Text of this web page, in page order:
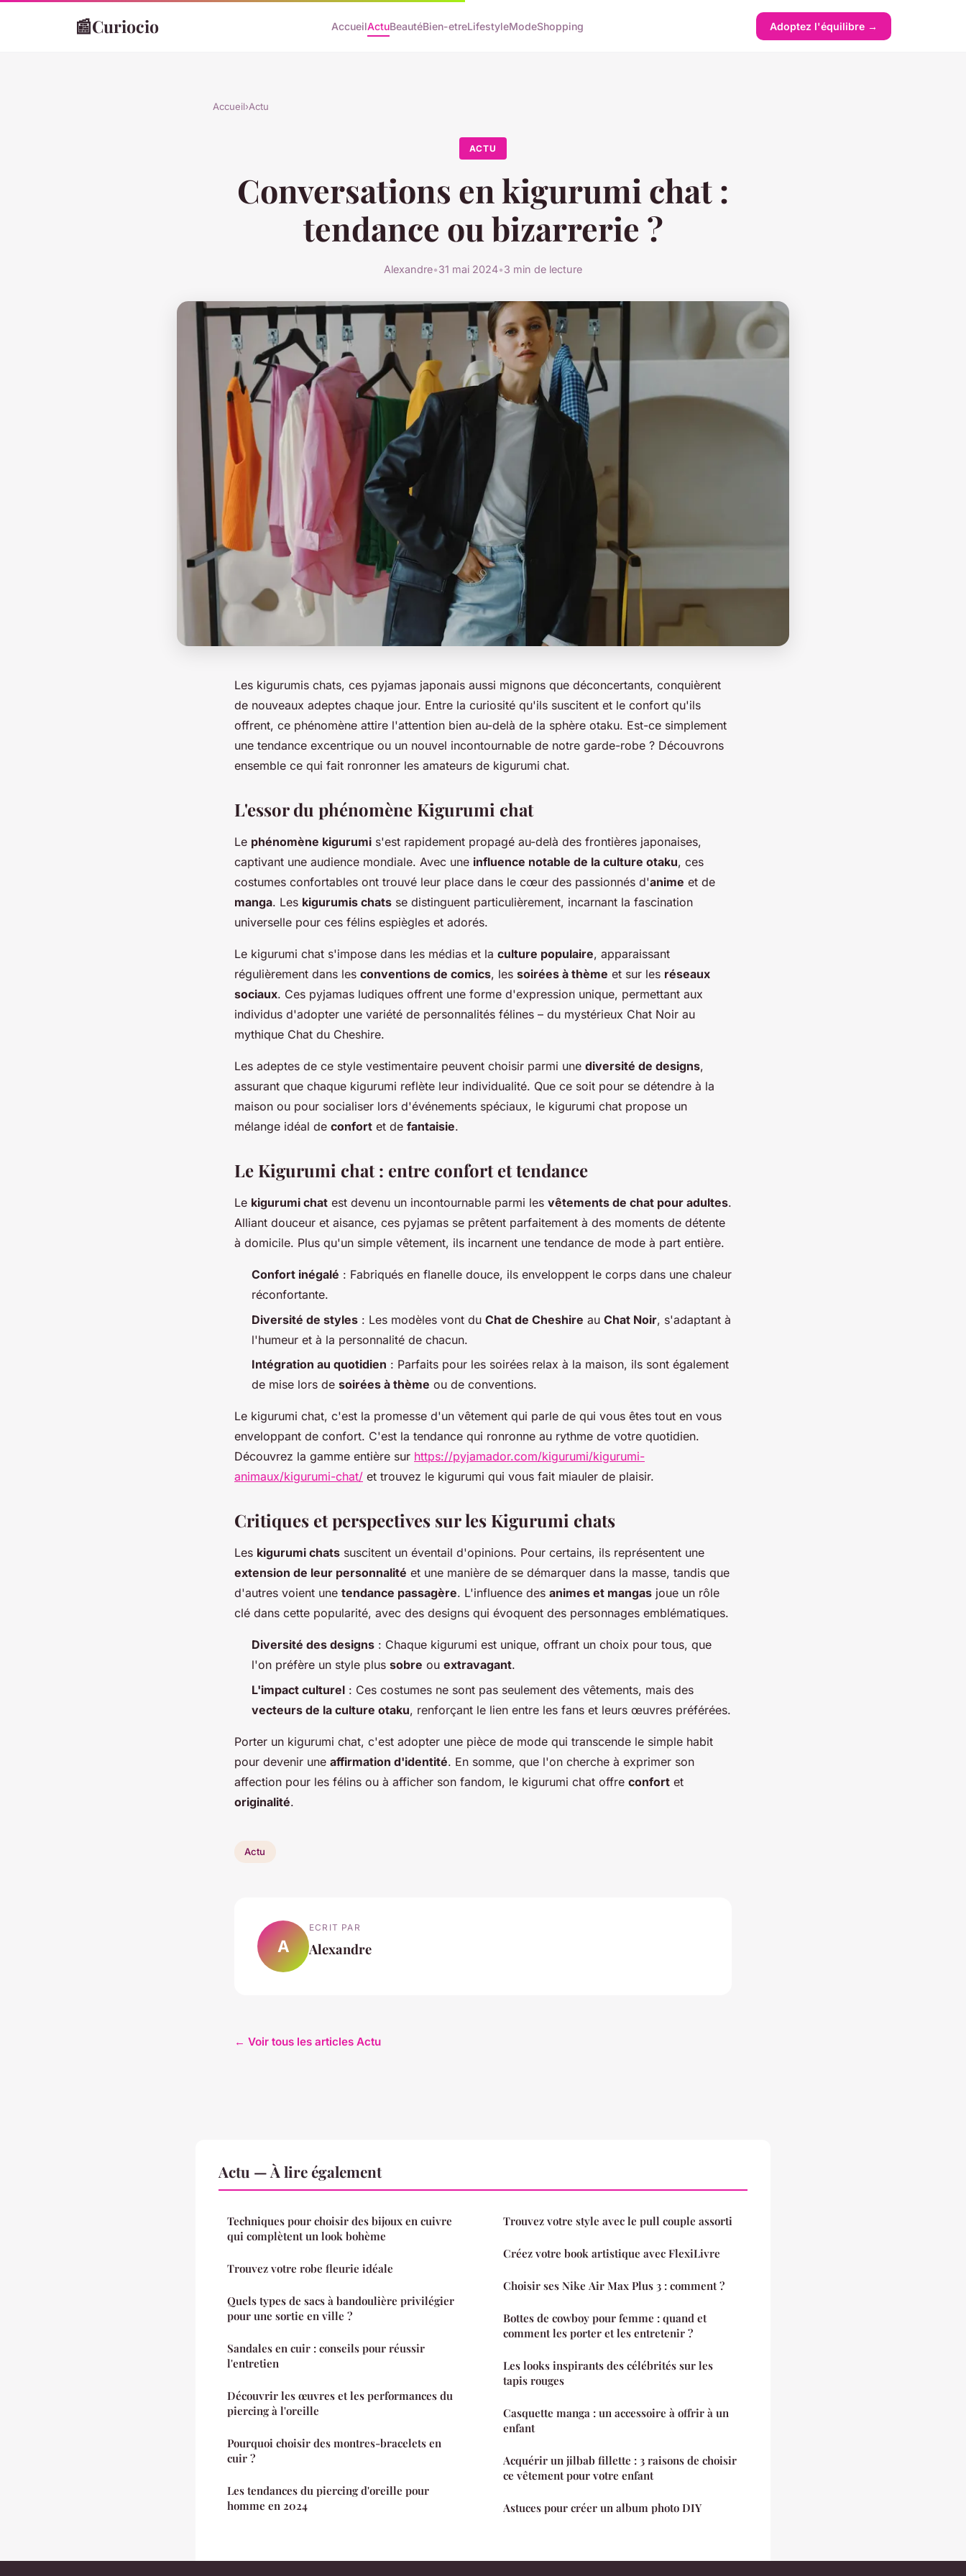
📰Curiocio AccueilActuBeautéBien-etreLifestyleModeShopping Adoptez l'équilibre →
Accueil›Actu
ACTU
Conversations en kigurumi chat :
tendance ou bizarrerie ?
Alexandre•31 mai 2024•3 min de lecture
Les kigurumis chats, ces pyjamas japonais aussi mignons que déconcertants, conquièrent
de nouveaux adeptes chaque jour. Entre la curiosité qu'ils suscitent et le confort qu'ils
offrent, ce phénomène attire l'attention bien au-delà de la sphère otaku. Est-ce simplement
une tendance excentrique ou un nouvel incontournable de notre garde-robe ? Découvrons
ensemble ce qui fait ronronner les amateurs de kigurumi chat.
L'essor du phénomène Kigurumi chat
Le phénomène kigurumi s'est rapidement propagé au-delà des frontières japonaises,
captivant une audience mondiale. Avec une influence notable de la culture otaku, ces
costumes confortables ont trouvé leur place dans le cœur des passionnés d'anime et de
manga. Les kigurumis chats se distinguent particulièrement, incarnant la fascination
universelle pour ces félins espiègles et adorés.
Le kigurumi chat s'impose dans les médias et la culture populaire, apparaissant
régulièrement dans les conventions de comics, les soirées à thème et sur les réseaux
sociaux. Ces pyjamas ludiques offrent une forme d'expression unique, permettant aux
individus d'adopter une variété de personnalités félines – du mystérieux Chat Noir au
mythique Chat du Cheshire.
Les adeptes de ce style vestimentaire peuvent choisir parmi une diversité de designs,
assurant que chaque kigurumi reflète leur individualité. Que ce soit pour se détendre à la
maison ou pour socialiser lors d'événements spéciaux, le kigurumi chat propose un
mélange idéal de confort et de fantaisie.
Le Kigurumi chat : entre confort et tendance
Le kigurumi chat est devenu un incontournable parmi les vêtements de chat pour adultes.
Alliant douceur et aisance, ces pyjamas se prêtent parfaitement à des moments de détente
à domicile. Plus qu'un simple vêtement, ils incarnent une tendance de mode à part entière.
Confort inégalé : Fabriqués en flanelle douce, ils enveloppent le corps dans une chaleur
réconfortante.
Diversité de styles : Les modèles vont du Chat de Cheshire au Chat Noir, s'adaptant à
l'humeur et à la personnalité de chacun.
Intégration au quotidien : Parfaits pour les soirées relax à la maison, ils sont également
de mise lors de soirées à thème ou de conventions.
Le kigurumi chat, c'est la promesse d'un vêtement qui parle de qui vous êtes tout en vous
enveloppant de confort. C'est la tendance qui ronronne au rythme de votre quotidien.
Découvrez la gamme entière sur https://pyjamador.com/kigurumi/kigurumi-
animaux/kigurumi-chat/ et trouvez le kigurumi qui vous fait miauler de plaisir.
Critiques et perspectives sur les Kigurumi chats
Les kigurumi chats suscitent un éventail d'opinions. Pour certains, ils représentent une
extension de leur personnalité et une manière de se démarquer dans la masse, tandis que
d'autres voient une tendance passagère. L'influence des animes et mangas joue un rôle
clé dans cette popularité, avec des designs qui évoquent des personnages emblématiques.
Diversité des designs : Chaque kigurumi est unique, offrant un choix pour tous, que
l'on préfère un style plus sobre ou extravagant.
L'impact culturel : Ces costumes ne sont pas seulement des vêtements, mais des
vecteurs de la culture otaku, renforçant le lien entre les fans et leurs œuvres préférées.
Porter un kigurumi chat, c'est adopter une pièce de mode qui transcende le simple habit
pour devenir une affirmation d'identité. En somme, que l'on cherche à exprimer son
affection pour les félins ou à afficher son fandom, le kigurumi chat offre confort et
originalité.
Actu
A
ECRIT PAR
Alexandre
← Voir tous les articles Actu
Actu — À lire également
Techniques pour choisir des bijoux en cuivre
qui complètent un look bohème
Trouvez votre robe fleurie idéale
Quels types de sacs à bandoulière privilégier
pour une sortie en ville ?
Sandales en cuir : conseils pour réussir
l'entretien
Découvrir les œuvres et les performances du
piercing à l'oreille
Pourquoi choisir des montres-bracelets en
cuir ?
Les tendances du piercing d'oreille pour
homme en 2024
Trouvez votre style avec le pull couple assorti
Créez votre book artistique avec FlexiLivre
Choisir ses Nike Air Max Plus 3 : comment ?
Bottes de cowboy pour femme : quand et
comment les porter et les entretenir ?
Les looks inspirants des célébrités sur les
tapis rouges
Casquette manga : un accessoire à offrir à un
enfant
Acquérir un jilbab fillette : 3 raisons de choisir
ce vêtement pour votre enfant
Astuces pour créer un album photo DIY